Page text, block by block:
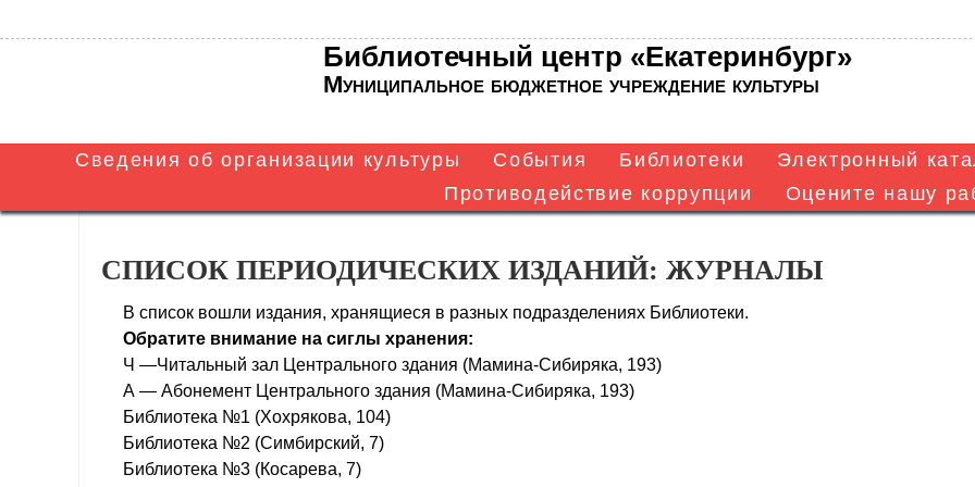
Библиотечный центр «Екатеринбург»
Муниципальное бюджетное учреждение культуры
Сведения об организации культуры
Основные
органы
Документы
Руководство.
Кадровый
Услуги
Материально-
техническое
оценка
События
Новости
События в
Центральной
Библиотеки
Центральная
Библиотека №1 Библиотека №2 Библиотека №3
Центр
Электронный
Противодействие коррупции
Оцените нашу
СПИСОК ПЕРИОДИЧЕСКИХ ИЗДАНИЙ: ЖУРНАЛЫ
В список вошли издания, хранящиеся в разных подразделениях Библиотеки.
Обратите внимание на сиглы хранения:
Ч —Читальный зал Центрального здания (Мамина-Сибиряка, 193)
А — Абонемент Центрального здания (Мамина-Сибиряка, 193)
Библиотека №1 (Хохрякова, 104)
Библиотека №2 (Симбирский, 7)
Библиотека №3 (Косарева, 7)